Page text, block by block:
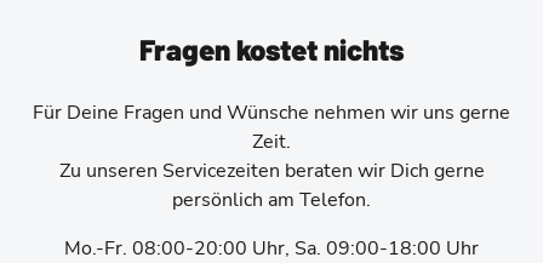
Fragen kostet nichts
Für Deine Fragen und Wünsche nehmen wir uns gerne
Zeit.
Zu unseren Servicezeiten beraten wir Dich gerne
persönlich am Telefon.
Mo.-Fr. 08:00-20:00 Uhr, Sa. 09:00-18:00 Uhr